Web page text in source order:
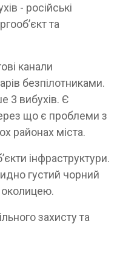
- російські
та
канали
безпілотниками.
3 вибухів. Є
що є проблеми з
районах міста.
інфраструктури.
густий чорний
захисту та